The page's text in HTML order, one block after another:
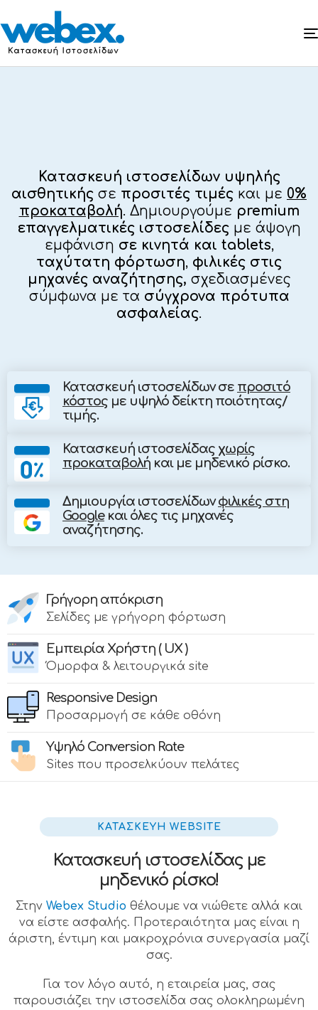
Κατασκευή ιστοσελίδων υψηλής
αισθητικής σε προσιτές τιμές και με 0%
προκαταβολή. Δημιουργούμε premium
επαγγελματικές ιστοσελίδεςμε άψογη
εμφάνιση σε κινητά και tablets,
ταχύτατη φόρτωση, φιλικές στις
μηχανές αναζήτησης, σχεδιασμένες
σύμφωνα με τα σύγχρονα πρότυπα
ασφαλείας.
Κατασκευή ιστοσελίδωνσε προσιτό
κόστος με υψηλό δείκτη ποιότητας/
τιμής.
Κατασκευή ιστοσελίδας χωρίς
προκαταβολή και με μηδενικό ρίσκο.
Δημιουργία ιστοσελίδων φιλικές στη
Googleκαι όλες τις μηχανές
αναζήτησης.
Γρήγορη απόκριση
Σελίδες με γρήγορη φόρτωση
Εμπειρία Χρήστη ( UX )
Όμορφα & λειτουργικά site
Responsive Design
Προσαρμογή σε κάθε οθόνη
Υψηλό Conversion Rate
Sites που προσελκύουν πελάτες
ΚΑΤΑΣΚΕΥΗ WEBSITE
Κατασκευή ιστοσελίδας με
μηδενικό ρίσκο!
Στην Webex Studio θέλουμε να νιώθετε αλλά και
να είστε ασφαλής. Προτεραιότητα μας είναι η
άριστη, έντιμη και μακροχρόνια συνεργασία μαζί
σας.
Για τον λόγο αυτό, η εταιρεία μας, σας
παρουσιάζει την ιστοσελίδα σας ολοκληρωμένη